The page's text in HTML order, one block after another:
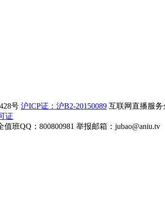
号 沪ICP证：沪B2-20150089 互联网直播服务
证
值班QQ：800800981 举报邮箱： jubao@aniu.tv